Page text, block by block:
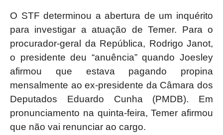
O STF determinou a abertura de um inquérito
para investigar a atuação de Temer. Para o
procurador-geral da República, Rodrigo Janot,
o presidente deu “anuência” quando Joesley
afirmou que estava pagando propina
mensalmente ao ex-presidente da Câmara dos
Deputados Eduardo Cunha (PMDB). Em
pronunciamento na quinta-feira, Temer afirmou
que não vai renunciar ao cargo.